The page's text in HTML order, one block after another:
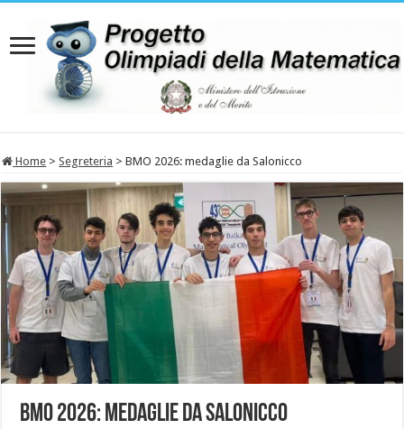
Home > Segreteria > BMO 2026: medaglie da Salonicco
BMO 2026: medaglie da Salonicco